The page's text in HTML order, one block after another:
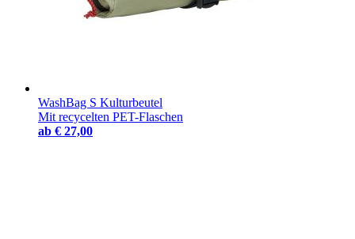
WashBag S Kulturbeutel
Mit recycelten PET-Flaschen
ab € 27,00